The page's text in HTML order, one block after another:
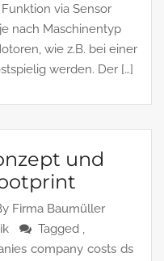
via Sensor
nach Maschinentyp
wie z.B. bei einer
werden. Der […]
und
Firma Baumüller
Tagged ,
company costs ds